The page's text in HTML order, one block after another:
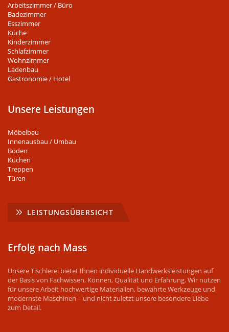
Arbeitszimmer / Büro
Badezimmer
Esszimmer
Küche
Kinderzimmer
Schlafzimmer
Wohnzimmer
Ladenbau
Gastronomie / Hotel
Unsere Leistungen
Möbelbau
Innenausbau / Umbau
Böden
Küchen
Treppen
Türen
LEISTUNGSÜBERSICHT
Erfolg nach Mass
Unsere Tischlerei bietet Ihnen individuelle Handwerksleistungen auf
der Basis von Fachwissen, Können, Qualität und Erfahrung. Wir nutzen
für unsere Arbeit hochwertige Materialien, bewährte Werkzeuge und
modernste Maschinen – und nicht zuletzt unsere besondere Liebe
zum Detail.